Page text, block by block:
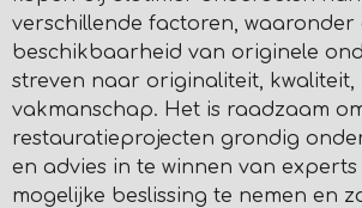
verschillende factoren, waaronder
beschikbaarheid van originele
streven naar originaliteit, kwaliteit,
vakmanschap. Het is raadzaam
restauratieprojecten grondig
en advies in te winnen van
mogelijke beslissing te nemen en